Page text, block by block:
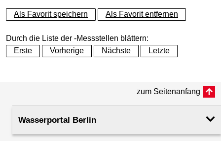
+
−
Als Favorit speichern Als Favorit entfernen
Durch die Liste der -Messstellen blättern:
Erste
Vorherige Nächste Letzte
zum Seitenanfang
Wasserportal Berlin